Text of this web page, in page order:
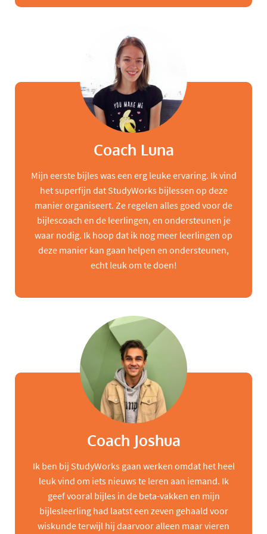
Coach Luna
Mijn eerste bijles was een erg leuke ervaring. Ik vind
het superfijn dat StudyWorks bijlessen op deze
manier organiseert. Ze regelen alles goed voor de
bijlescoach en de leerlingen, en ondersteunen je
waar nodig. Ik hoop dat ik nog meer leerlingen op
deze manier kan gaan helpen en ondersteunen,
echt leuk om te doen!
Coach Joshua
Ik ben bij StudyWorks gaan werken omdat het heel
leuk vind om iets nieuws te leren aan iemand. Ik
geef vooral bijles in de beta-vakken en mijn
bijlesleerling had laatst een zeven gehaald voor
wiskunde terwijl hij daarvoor alleen maar vieren